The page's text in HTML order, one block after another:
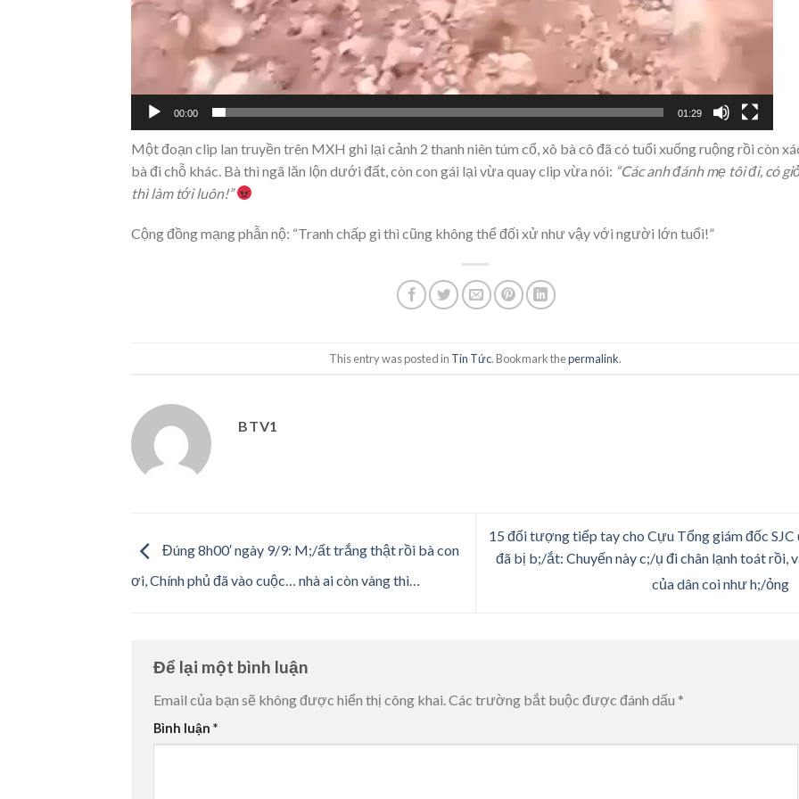
00:00 01:29
Một đoạn clip lan truyền trên MXH ghi lại cảnh 2 thanh niên túm cổ, xô bà cô đã có tuổi xuống ruộng rồi còn
bà đi chỗ khác. Bà thì ngã lăn lộn dưới đất, còn con gái lại vừa quay clip vừa nói: “Các anh đánh mẹ tôi đi, có
thì làm tới luôn!”
Cộng đồng mạng phẫn nộ: “Tranh chấp gì thì cũng không thể đối xử như vậy với người lớn tuổi!”
This entry was posted in Tin Tức. Bookmark thepermalink.
BTV1
Đúng 8h00′ ngày 9/9: M;/ất trắng thật rồi bà con
ơi, Chính phủ đã vào cuộc… nhà ai còn vàng thì…
15 đối tượng tiếp tay cho Cựu Tổng giám đốc SJC
đã bị b;/ắt: Chuyến này c;/ụ đi chân lạnh toát rồi,
của dân coi như h;/ỏng
Để lại một bình luận
Email của bạn sẽ không được hiển thị công khai.Các trường bắt buộc được đánh dấu *
Bình luận *